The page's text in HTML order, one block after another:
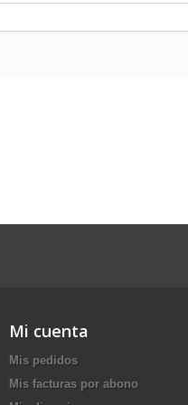
Mi cuenta
Mis pedidos
Mis facturas por abono